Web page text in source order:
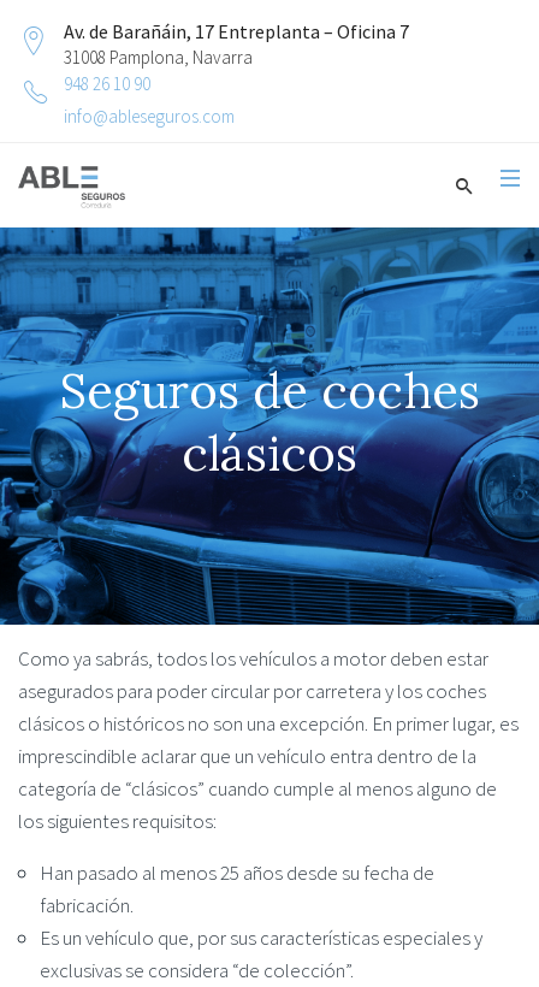
Av. de Barañáin, 17 Entreplanta – Oficina 7
31008 Pamplona, Navarra
948 26 10 90
info@ableseguros.com
Seguros de coches
clásicos
Como ya sabrás, todos los vehículos a motor deben estar
asegurados para poder circular por carretera y los coches
clásicos o históricos no son una excepción. En primer lugar, es
imprescindible aclarar que un vehículo entra dentro de la
categoría de “clásicos” cuando cumple al menos alguno de
los siguientes requisitos:
Han pasado al menos 25 años desde su fecha de
fabricación.
Es un vehículo que, por sus características especiales y
exclusivas se considera “de colección”.